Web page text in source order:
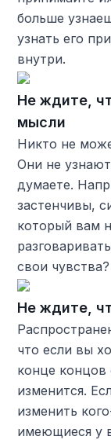
больше
узнать его
внутри.
Не ждите,
мысли
Никто не
Они не
думаете.
застенчивы,
который вам
свои
Не ждите,
что если вы
конце концов
изменится.
изменить
имеющиеся у